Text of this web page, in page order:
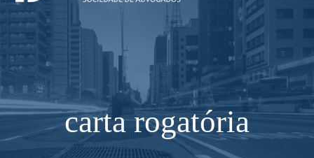
carta rogatória